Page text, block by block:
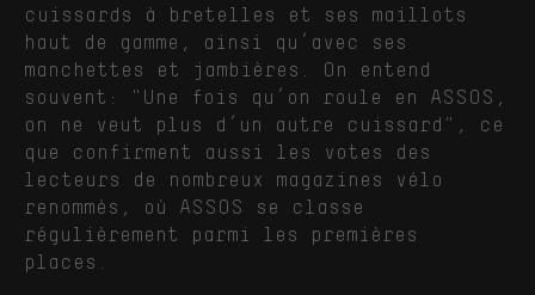
cuissards à bretelles et ses maillots
haut de gamme, ainsi qu’avec ses
manchettes et jambières. On entend
souvent: "Une fois qu’on roule en ASSOS,
on ne veut plus d’un autre cuissard", ce
que confirment aussi les votes des
lecteurs de nombreux magazines vélo
renommés, où ASSOS se classe
régulièrement parmi les premières
places.